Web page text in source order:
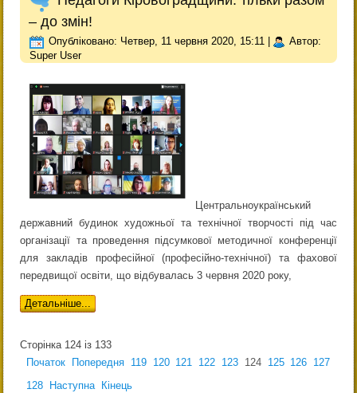
– до змін!
Опубліковано: Четвер, 11 червня 2020, 15:11
Автор:
Super User
Центральноукраїнський
державний будинок художньої та технічної творчості під час
організації та проведення підсумкової методичної конференції
для закладів професійної (професійно-технічної) та фахової
передвищої освіти, що відбувалась 3 червня 2020 року,
Детальніше...
Сторінка 124 із 133
Початок
Попередня 119 120 121 122 123 124 125 126 127
128
Наступна Кінець